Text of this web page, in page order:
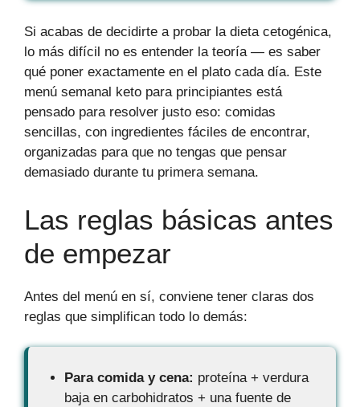
Si acabas de decidirte a probar la dieta cetogénica,
lo más difícil no es entender la teoría — es saber
qué poner exactamente en el plato cada día. Este
menú semanal keto para principiantes está
pensado para resolver justo eso: comidas
sencillas, con ingredientes fáciles de encontrar,
organizadas para que no tengas que pensar
demasiado durante tu primera semana.
Las reglas básicas antes
de empezar
Antes del menú en sí, conviene tener claras dos
reglas que simplifican todo lo demás:
Para comida y cena: proteína + verdura
baja en carbohidratos + una fuente de